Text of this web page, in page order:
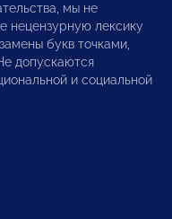
мы не
нецензурную лексику
букв точками,
допускаются
и социальной